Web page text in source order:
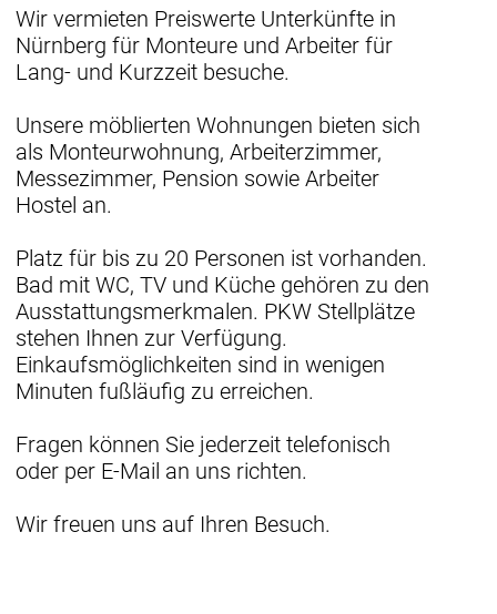
Wir vermieten Preiswerte Unterkünfte in
Nürnberg für Monteure und Arbeiter für
Lang- und Kurzzeit besuche.
Unsere möblierten Wohnungen bieten sich
als Monteurwohnung, Arbeiterzimmer,
Messezimmer, Pension sowie Arbeiter
Hostel an.
Platz für bis zu 20 Personen ist vorhanden.
Bad mit WC, TV und Küche gehören zu den
Ausstattungsmerkmalen. PKW Stellplätze
stehen Ihnen zur Verfügung.
Einkaufsmöglichkeiten sind in wenigen
Minuten fußläufig zu erreichen.
Fragen können Sie jederzeit telefonisch
oder per E-Mail an uns richten.
Wir freuen uns auf Ihren Besuch.